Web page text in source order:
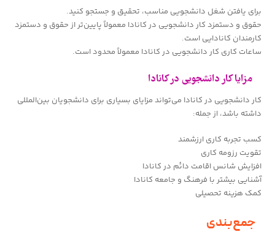
برای یافتن شغل دانشجویی مناسب، تحقیق و جستجو کنید.
حقوق و دستمزد کار دانشجویی در کانادا معمولاً پایین‌تر از حقوق و دستمزد
کارمندان کانادایی است.
ساعات کاری کار دانشجویی در کانادا معمولاً محدود است.
مزایا کار دانشجویی در کانادا
کار دانشجویی در کانادا می‌تواند مزایای بسیاری برای دانشجویان بین‌المللی
داشته باشد، از جمله:
کسب تجربه کاری ارزشمند
تقویت رزومه کاری
افزایش شانس اقامت دائم در کانادا
آشنایی بیشتر با فرهنگ و جامعه کانادا
کمک هزینه تحصیلی
جمع‌بندی